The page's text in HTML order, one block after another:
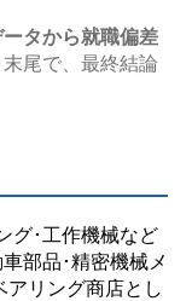
激
？
タから就職偏差
尾で、最終結論
グ･工作機械など
部品･精密機械メ
リング商店とし